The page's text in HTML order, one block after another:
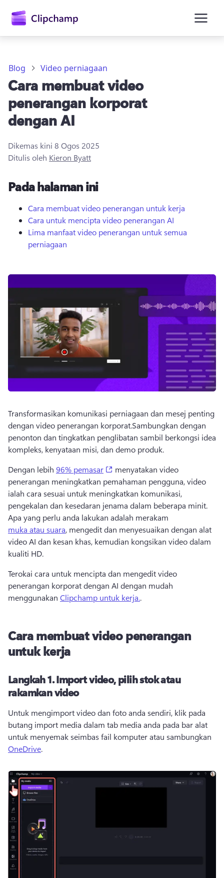
utama
Daftar masuk
Blog Video perniagaan
Cara membuat video
penerangan korporat
dengan AI
Dikemas kini 8 Ogos 2025
Ditulis oleh Kieron Byatt
Pada halaman ini
Cara membuat video penerangan untuk kerja
Cara untuk mencipta video penerangan AI
Lima manfaat video penerangan untuk semua
perniagaan
Transformasikan komunikasi perniagaan dan mesej penting
dengan video penerangan korporat.Sambungkan dengan
penonton dan tingkatkan penglibatan sambil berkongsi idea
kompleks, kenyataan misi, dan demo produk.
Dengan lebih 96% pemasar (opens in a new tab)
menyatakan video
penerangan meningkatkan pemahaman pengguna, video
ialah cara sesuai untuk meningkatkan komunikasi,
Apa yang perlu anda lakukan adalah merakam
muka atau suara, mengedit dan menyesuaikan dengan alat
video AI dan kesan khas, kemudian kongsikan video dalam
kualiti HD.
Terokai cara untuk mencipta dan mengedit video
penerangan korporat dengan AI dengan mudah
menggunakan Clipchamp untuk kerja..
Cara membuat video penerangan
untuk kerja
Langkah 1.Import video, pilih stok atau
rakamkan video
Untuk mengimport video dan foto anda sendiri, klik pada
butang import media dalam tab media anda pada bar alat
untuk menyemak seimbas fail komputer atau sambungkan
OneDrive.